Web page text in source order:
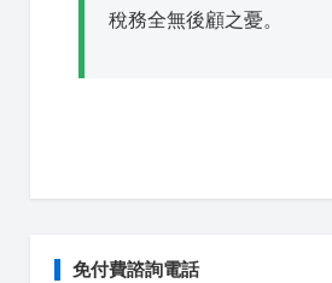
稅務全無後顧之憂。
免付費諮詢電話